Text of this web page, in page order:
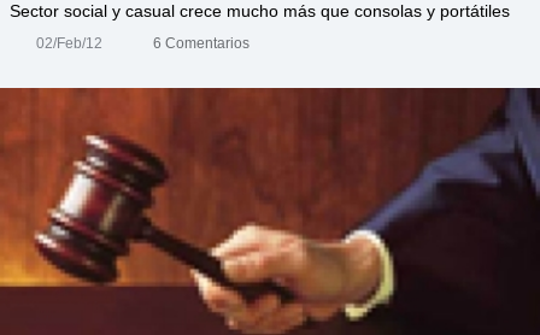
Sector social y casual crece mucho más que consolas y portátiles
02/Feb/12 6 Comentarios